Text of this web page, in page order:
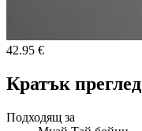
42.95 €
Кратък преглед
Подходящ за